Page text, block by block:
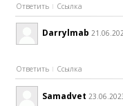
Ответить Ссылка
Darrylmab
Ответить Ссылка
Samadvet